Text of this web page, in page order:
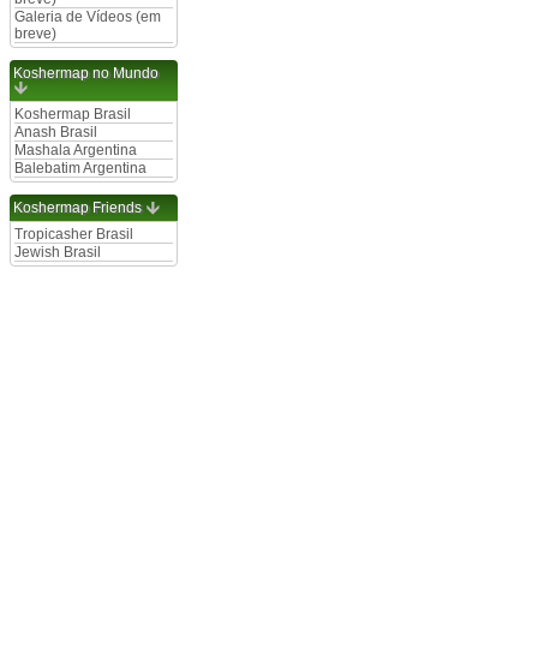
Galeria de Vídeos (em
breve)
Koshermap no Mundo
Koshermap Brasil
Anash Brasil
Mashala Argentina
Balebatim Argentina
Koshermap Friends
Tropicasher Brasil
Jewish Brasil